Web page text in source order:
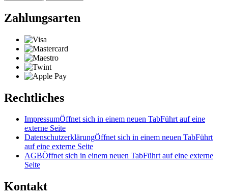
Zahlungsarten
Rechtliches
ImpressumÖffnet sich in einem neuen TabFührt auf eine
externe Seite
DatenschutzerklärungÖffnet sich in einem neuen TabFührt
auf eine externe Seite
AGBÖffnet sich in einem neuen TabFührt auf eine externe
Seite
Kontakt